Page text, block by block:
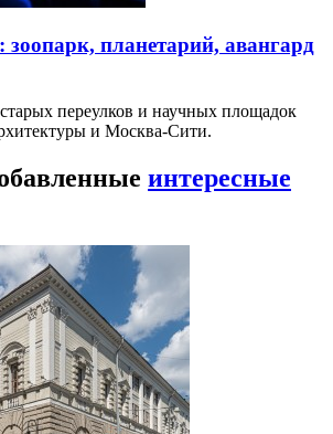
планетарий, авангард
переулков и научных площадок
и Москва-Сити.
интересные